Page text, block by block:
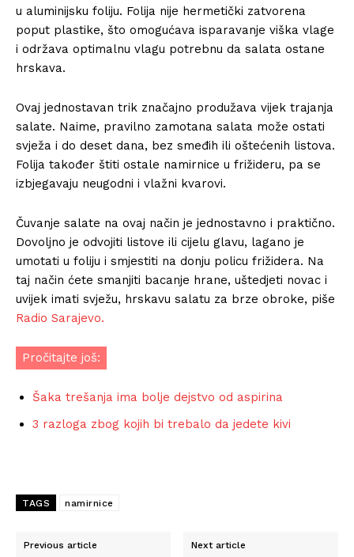
u aluminijsku foliju. Folija nije hermetički zatvorena
poput plastike, što omogućava isparavanje viška vlage
i održava optimalnu vlagu potrebnu da salata ostane
hrskava.
Ovaj jednostavan trik značajno produžava vijek trajanja
salate. Naime, pravilno zamotana salata može ostati
svježa i do deset dana, bez smeđih ili oštećenih listova.
Folija također štiti ostale namirnice u frižideru, pa se
izbjegavaju neugodni i vlažni kvarovi.
Čuvanje salate na ovaj način je jednostavno i praktično.
Dovoljno je odvojiti listove ili cijelu glavu, lagano je
umotati u foliju i smjestiti na donju policu frižidera. Na
taj način ćete smanjiti bacanje hrane, uštedjeti novac i
uvijek imati svježu, hrskavu salatu za brze obroke, piše
Radio Sarajevo.
Pročitajte još:
Šaka trešanja ima bolje dejstvo od aspirina
3 razloga zbog kojih bi trebalo da jedete kivi
TAGS namirnice
Previous article Next article